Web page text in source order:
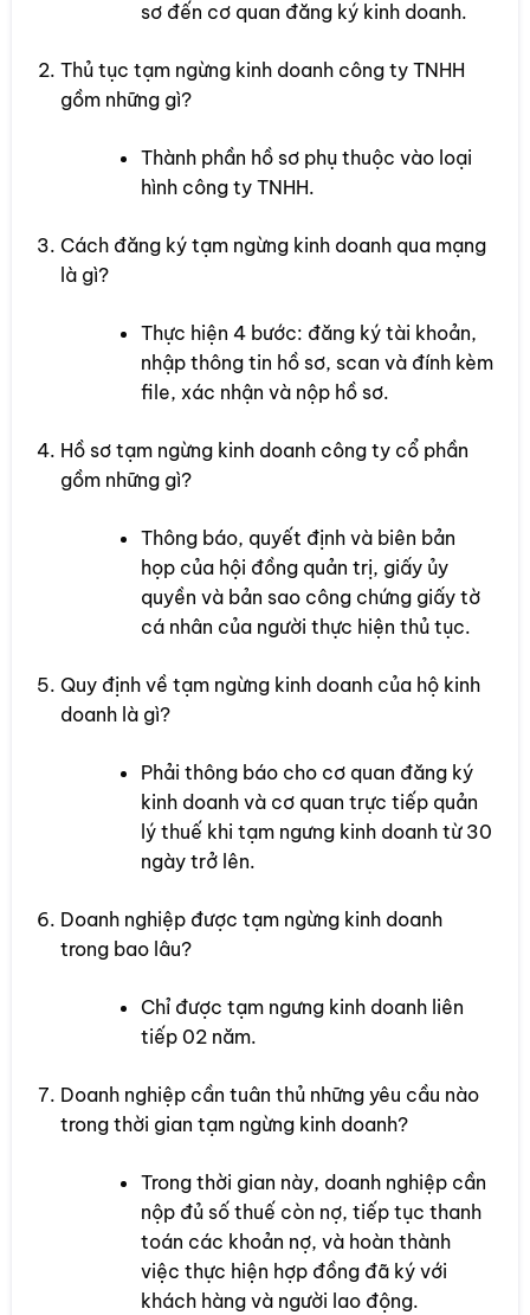
sơ đến cơ quan đăng ký kinh doanh.
Thủ tục tạm ngừng kinh doanh công ty TNHH
gồm những gì?
Thành phần hồ sơ phụ thuộc vào loại
hình công ty TNHH.
Cách đăng ký tạm ngừng kinh doanh qua mạng
là gì?
Thực hiện 4 bước: đăng ký tài khoản,
nhập thông tin hồ sơ, scan và đính kèm
file, xác nhận và nộp hồ sơ.
Hồ sơ tạm ngừng kinh doanh công ty cổ phần
gồm những gì?
Thông báo, quyết định và biên bản
họp của hội đồng quản trị, giấy ủy
quyền và bản sao công chứng giấy tờ
cá nhân của người thực hiện thủ tục.
Quy định về tạm ngừng kinh doanh của hộ kinh
doanh là gì?
Phải thông báo cho cơ quan đăng ký
kinh doanh và cơ quan trực tiếp quản
lý thuế khi tạm ngưng kinh doanh từ 30
ngày trở lên.
Doanh nghiệp được tạm ngừng kinh doanh
trong bao lâu?
Chỉ được tạm ngưng kinh doanh liên
tiếp 02 năm.
Doanh nghiệp cần tuân thủ những yêu cầu nào
trong thời gian tạm ngừng kinh doanh?
Trong thời gian này, doanh nghiệp cần
nộp đủ số thuế còn nợ, tiếp tục thanh
toán các khoản nợ, và hoàn thành
việc thực hiện hợp đồng đã ký với
khách hàng và người lao động.